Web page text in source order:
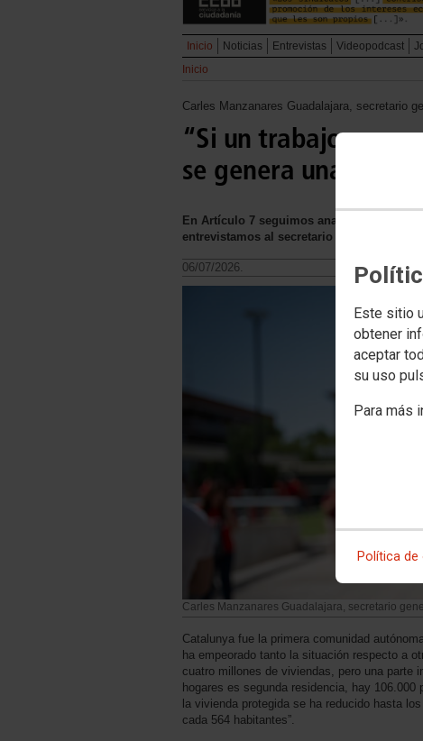
Este sitio
obtener
aceptar
su uso
Para más
Política de
Inicio Noticias Entrevistas Videopodcast
Inicio
Carles Manzanares Guadalajara, secretario
“Si un trabajo
se genera una
En Artículo 7 seguimos analizando la
entrevistamos al secretario general de
06/07/2026.
Carles Manzanares Guadalajara, secretario
Catalunya fue la primera comunidad
ha empeorado tanto la situación respecto a
cuatro millones de viviendas, pero una parte
hogares es segunda residencia, hay
la vivienda protegida se ha reducido hasta
cada 564 habitantes”.